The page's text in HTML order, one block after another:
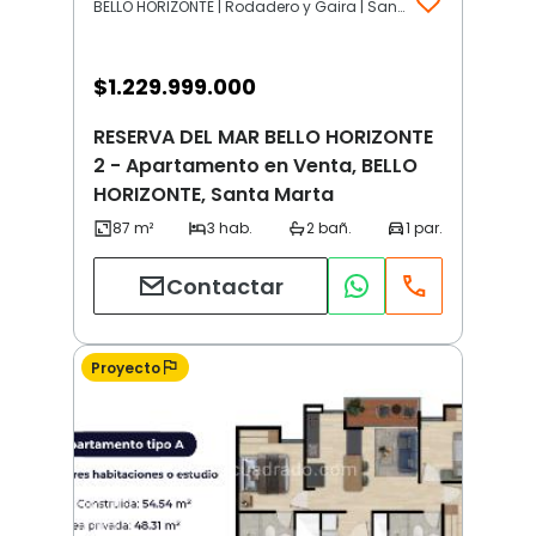
BELLO HORIZONTE | Rodadero y Gaira | Santa Marta
$1.229.999.000
RESERVA DEL MAR BELLO HORIZONTE
2 - Apartamento en Venta, BELLO
HORIZONTE, Santa Marta
Contactar
Proyecto